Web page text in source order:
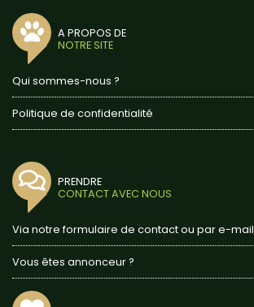
A PROPOS DE
NOTRE SITE
Qui sommes-nous ?
Politique de confidentialité
PRENDRE
CONTACT AVEC NOUS
Via notre formulaire de contact ou par e-mail
Vous êtes annonceur ?